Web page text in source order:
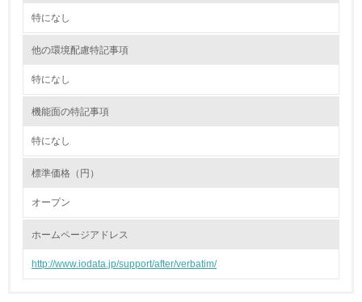
→ 導入している規格名
第三者認証を取得している
2.環境への取り組み
油、ガス）の使用量削減の取り組みを行っている
特になし
他の環境配慮特記事項
特になし
機能面の特記事項
特になし
標準価格（円）
オープン
ホームページアドレス
http://www.iodata.jp/support/after/verbatim/